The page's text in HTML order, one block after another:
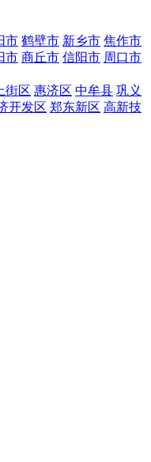
市 鹤壁市 新乡市 焦作市
市 商丘市 信阳市 周口市
上街区 惠济区 中牟县 巩义
开发区 郑东新区 高新技